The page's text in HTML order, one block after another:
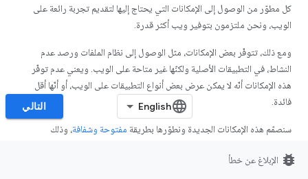
كل مطوّر من الوصول إلى الإمكانات التي يحتاج إليها لتقديم تجربة رائعة على
الويب، ونحن ملتزمون بتوفير ويب أكثر قدرة.
ومع ذلك، تتوفّر بعض الإمكانات، مثل الوصول إلى نظام الملفات ورصد عدم
النشاط، في التطبيقات الأصلية ولكنّها غير متاحة على الويب. ويعني عدم توفّر
هذه الإمكانات أنّه لا يمكن عرض بعض أنواع التطبيقات على الويب، أو أنّها أقل
فائدة.
سنصمّم هذه الإمكانات الجديدة ونطوّرها بطريقة مفتوحة وشفافة، وذلك
ملاحظات مبكرة من المطوّرين ومورّدي المتصفحات الآخرين أثناء تكرار عملية
التالي
bug_report الإبلاغ عن خطأ